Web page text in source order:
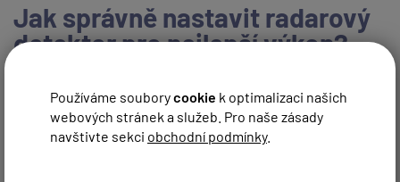
Používáme souborycookie k optimalizaci našich
webových stránek a služeb. Pro naše zásady
navštivte sekci obchodní podmínky.
Jak správně nastavit radarový
detektor pro nejlepší výkon?
NAPSAT NOVÝ PŘÍSPĚVEK
ZRUŠIT HLEDÁNÍ